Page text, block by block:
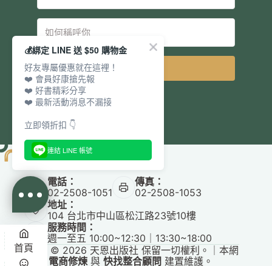
電話：
02-2508-1051
傳真：
02-2508-1053
地址：
104 台北市中山區松江路23號10樓
服務時間：
週一至五 10:00~12:30｜13:30~18:00
Copyright © 2026 天恩出版社 保留一切權利。｜本網
站由 電商修煉與快找整合顧問 建置維護。
首頁
💰綁定 LINE 送 $50 購物金
好友專屬優惠就在這裡！
❤️ 會員好康搶先報
❤️ 好書精彩分享
❤️ 最新活動消息不漏接
立即領折扣 👇
連結 LINE 帳號